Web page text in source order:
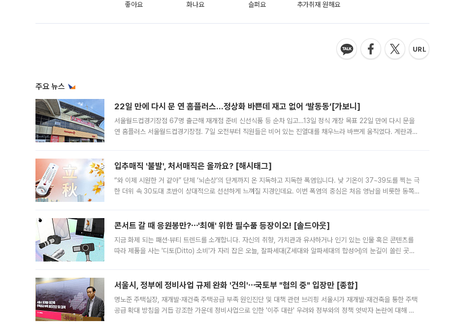
좋아요 화나요 슬퍼요 추가취재 원해요
주요 뉴스
22일 만에 다시 문 연 홈플러스…정상화 바쁜데 재고 없어 ‘발동동’[가보니]
서울월드컵경기장점 67명 출근해 재개점 준비 신선식품 등 순차 입고…13일 정식 개장 목표 22일 만에 다시 문을
연 홈플러스 서울월드컵경기장점. 7일 오전부터 직원들은 비어 있는 진열대를 채우느라 바쁘게 움직였다. 계란과
입추매직 '불발', 처서매직은 올까요? [해시태그]
“와 이제 시원한 거 같아” 단체 ‘뇌손상’의 단계까지 온 지독하고 지독한 폭염입니다. 낮 기온이 37~39도를 찍는 극
한 더위 속 30도대 초반이 상대적으로 선선하게 느껴질 지경인데요. 이번 폭염의 중심은 처음 영남을 비롯한 동쪽
콘서트 갈 때 응원봉만?⋯'최애' 위한 필수품 등장이오! [솔드아웃]
지금 화제 되는 패션·뷰티 트렌드를 소개합니다. 자신의 취향, 가치관과 유사하거나 인기 있는 인물 혹은 콘텐츠를
따라 제품을 사는 '디토(Ditto) 소비'가 자리 잡은 오늘, 잘파세대(Z세대와 알파세대의 합성어)의 눈길이 쏠린 곳은
서울시, 정부에 정비사업 규제 완화 '건의'⋯국토부 "협의 중" 입장만 [종합]
명노준 주택실장, 재개발·재건축 주택공급 부족 원인진단 및 대책 관련 브리핑 서울시가 재개발·재건축을 통한 주택
공급 확대 방침을 거듭 강조한 가운데 정비사업으로 인한 '이주 대란' 우려와 정부와의 정책 엇박자 논란에 대해 정